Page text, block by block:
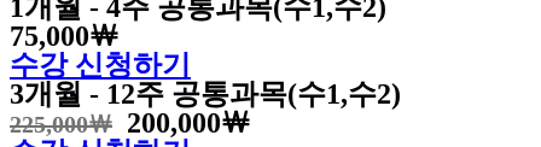
1개월 - 4주 공통과목(수1,수2)
75,000￦
수강 신청하기
3개월 - 12주 공통과목(수1,수2)
225,000￦ 200,000￦